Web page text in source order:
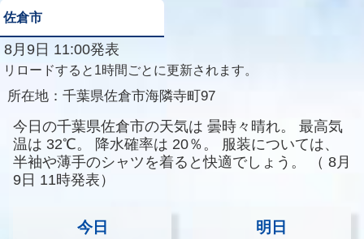
佐倉市
8月9日 11:00発表
リロードすると1時間ごとに更新されます。
所在地： 千葉県佐倉市海隣寺町97
今日の千葉県佐倉市の天気は 曇時々晴れ。
最高気
温は 32℃。 降水確率は 20％。
服装については、
半袖や薄手のシャツを着ると快適でしょう。
（ 8月
9日 11時発表）
今日 明日